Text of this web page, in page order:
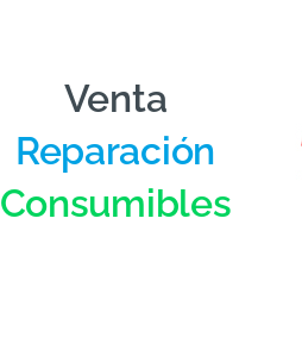
Venta
Reparación
Consumibles